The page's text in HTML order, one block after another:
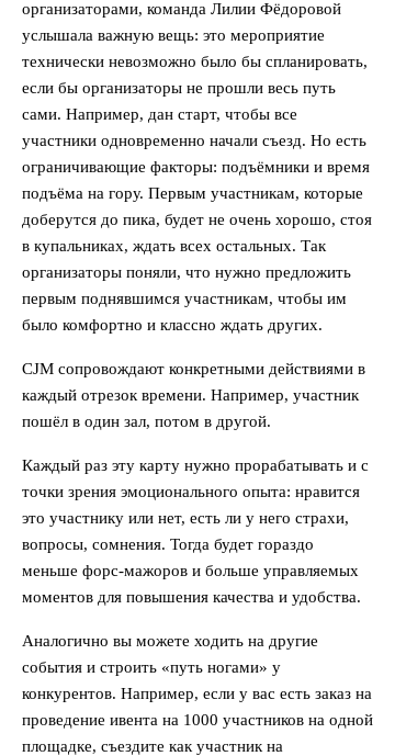
организаторами, команда Лилии Фёдоровой
услышала важную вещь: это мероприятие
технически невозможно было бы спланировать,
если бы организаторы не прошли весь путь
сами. Например, дан старт, чтобы все
участники одновременно начали съезд. Но есть
ограничивающие факторы: подъёмники и время
подъёма на гору. Первым участникам, которые
доберутся до пика, будет не очень хорошо, стоя
в купальниках, ждать всех остальных. Так
организаторы поняли, что нужно предложить
первым поднявшимся участникам, чтобы им
было комфортно и классно ждать других.
CJM сопровождают конкретными действиями в
каждый отрезок времени. Например, участник
пошёл в один зал, потом в другой.
Каждый раз эту карту нужно прорабатывать и с
точки зрения эмоционального опыта: нравится
это участнику или нет, есть ли у него страхи,
вопросы, сомнения. Тогда будет гораздо
меньше форс-мажоров и больше управляемых
моментов для повышения качества и удобства.
Аналогично вы можете ходить на другие
события и строить «путь ногами» у
конкурентов. Например, если у вас есть заказ на
проведение ивента на 1000 участников на одной
площадке, съездите как участник на